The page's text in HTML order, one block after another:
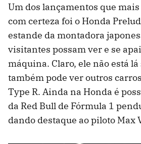
Um dos lançamentos que
com certeza foi o Honda
estande da montadora
visitantes possam ver e se
máquina. Claro, ele não está
também pode ver outros
Type R. Ainda na Honda é
da Red Bull de Fórmula 1
dando destaque ao piloto Max